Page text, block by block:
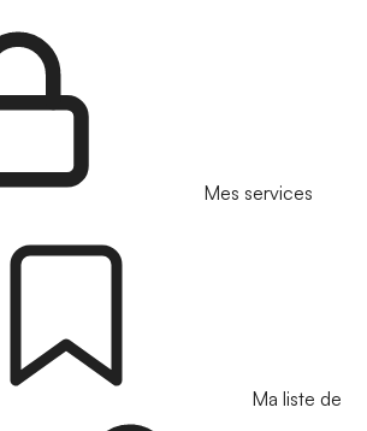
Mes services
Ma liste de